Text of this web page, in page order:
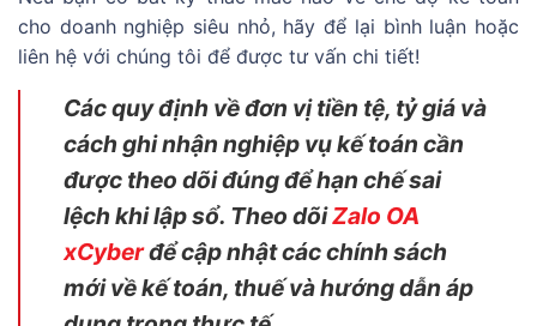
cho doanh nghiệp siêu nhỏ, hãy để lại bình luận hoặc
liên hệ với chúng tôi để được tư vấn chi tiết!
Các quy định về đơn vị tiền tệ, tỷ giá và
cách ghi nhận nghiệp vụ kế toán cần
được theo dõi đúng để hạn chế sai
lệch khi lập sổ. Theo dõiZalo OA
xCyberđể cập nhật các chính sách
mới về kế toán, thuế và hướng dẫn áp